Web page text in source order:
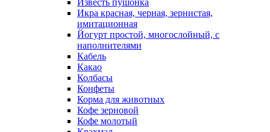
Известь пушонка
Икра красная, черная, зернистая,
имитационная
Йогурт простой, многослойный, с
наполнителями
Кабель
Какао
Колбасы
Конфеты
Корма для животных
Кофе зерновой
Кофе молотый